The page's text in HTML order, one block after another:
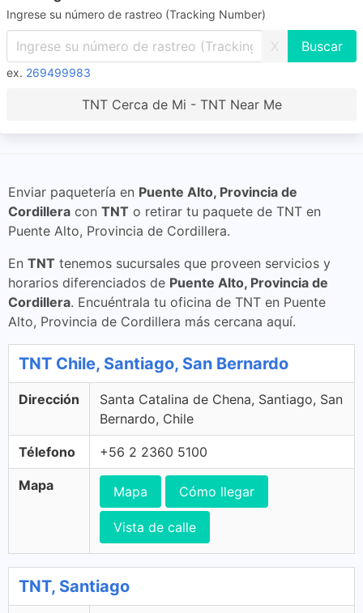
Ingrese su número de rastreo (Tracking Number)
X
ex. 269499983
TNT Cerca de Mi - TNT Near Me
Enviar paquetería en Puente Alto, Provincia de
Cordillera con TNT o retirar tu paquete de TNT en
Puente Alto, Provincia de Cordillera.
En TNT tenemos sucursales que proveen servicios y
horarios diferenciados de Puente Alto, Provincia de
Cordillera. Encuéntrala tu oficina de TNT en Puente
Alto, Provincia de Cordillera más cercana aquí.
TNT Chile, Santiago, San Bernardo
Dirección
Santa Catalina de Chena, Santiago, San
Bernardo, Chile
Télefono +56 2 2360 5100
Mapa Mapa Cómo llegar
Vista de calle
TNT, Santiago